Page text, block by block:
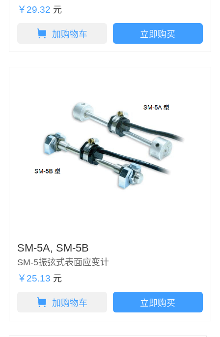
￥29.32 元
加购物车 立即购买
SM-5A, SM-5B
SM-5振弦式表面应变计
￥25.13 元
加购物车 立即购买